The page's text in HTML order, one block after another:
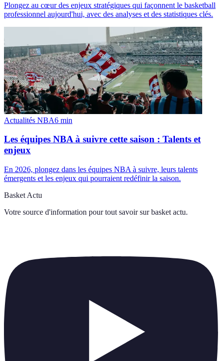
Plongez au cœur des enjeux stratégiques qui façonnent le basketball
professionnel aujourd'hui, avec des analyses et des statistiques clés.
Actualités NBA6 min
Les équipes NBA à suivre cette saison : Talents et
enjeux
En 2026, plongez dans les équipes NBA à suivre, leurs talents
émergents et les enjeux qui pourraient redéfinir la saison.
Basket Actu
Votre source d'information pour tout savoir sur basket actu.